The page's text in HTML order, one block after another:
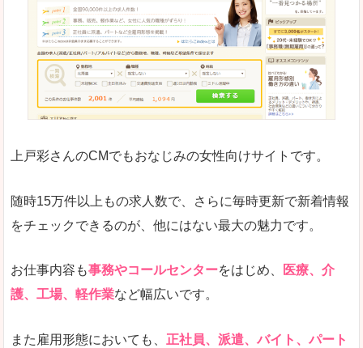
悪いところ
求人の掲載が少し見づらい印象があります。求人
給与が見た目ですぐにわからないことが多いです
詳しい説明 サイト内の検索の人気ワードで英語や中国語など
人気度 普通のマイナビの方を使っている方が多く、女
さまざまな検索機能が充実しており、条件面やこ
ただし、求人情報が少し見づらいです。
「マイナビ転職女性のおしごと」で「名古屋
上戸彩さんのCMでもおなじみの女性向けサイトです。
随時15万件以上もの求人数で、さらに毎時更新で新着情報
をチェックできるのが、他にはない最大の魅力です。
お仕事内容も事務やコールセンターをはじめ、
医療、介
護、工場、軽作業など幅広いです。
また雇用形態においても、 正社員、派遣、バイト、パート